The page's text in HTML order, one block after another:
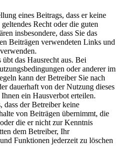
eines Beitrags, dass er keine
Recht oder die guten
insbesondere, dass Sie das
Beiträgen verwendeten Links und
das Hausrecht aus. Bei
oder anderer im
kann der Betreiber Sie nach
dauerhaft von der Nutzung dieses
ein Hausverbot erteilen.
dass der Betreiber keine
von Beiträgen übernimmt, die
die er nicht zur Kenntnis
dem Betreiber, Ihr
Funktionen jederzeit zu löschen